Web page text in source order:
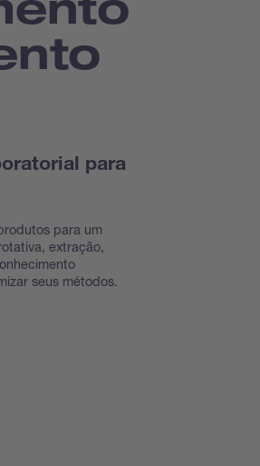
para
para um
extração,
seus métodos.